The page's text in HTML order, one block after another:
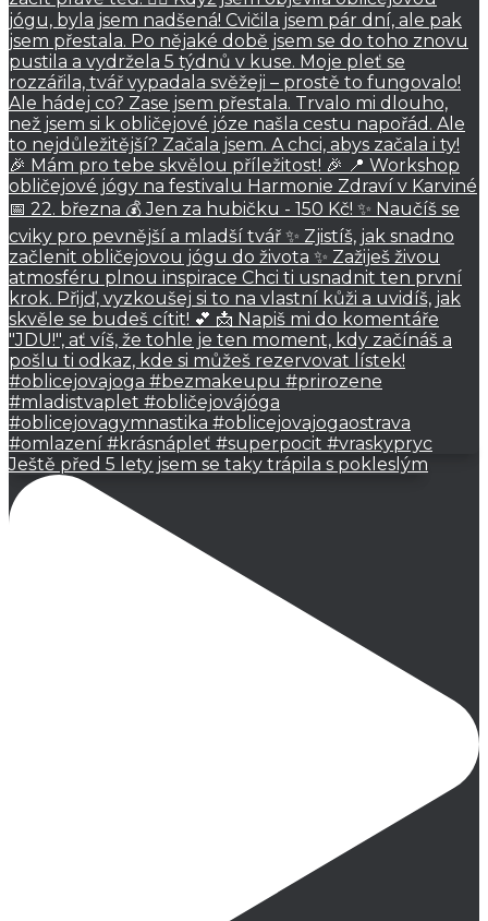
Ještě před 5 lety jsem se taky trápila s pokleslým